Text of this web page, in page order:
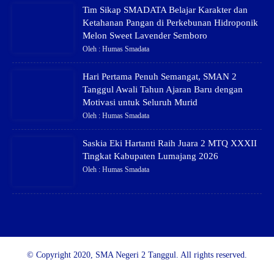
Tim Sikap SMADATA Belajar Karakter dan
Ketahanan Pangan di Perkebunan Hidroponik
Melon Sweet Lavender Semboro
Oleh : Humas Smadata
Hari Pertama Penuh Semangat, SMAN 2
Tanggul Awali Tahun Ajaran Baru dengan
Motivasi untuk Seluruh Murid
Oleh : Humas Smadata
Saskia Eki Hartanti Raih Juara 2 MTQ XXXII
Tingkat Kabupaten Lumajang 2026
Oleh : Humas Smadata
© Copyright 2020, SMA Negeri 2 Tanggul. All rights reserved.